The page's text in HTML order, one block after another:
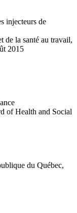
injecteurs de
de la santé au travail,
2015
of Health and Social
du Québec,